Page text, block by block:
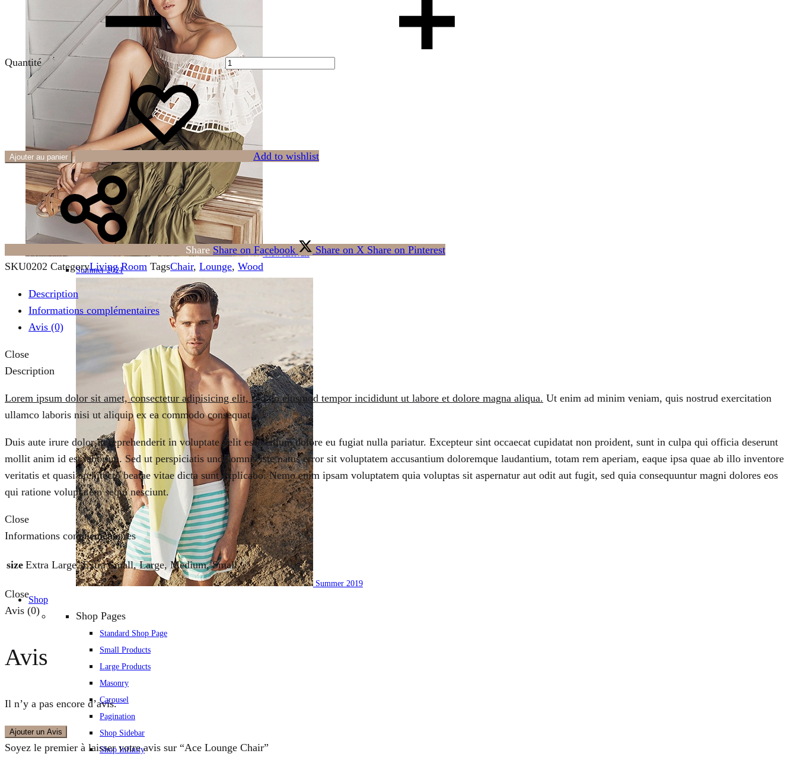
New Arrivals
Summer 2021
Summer 2019
Shop
Shop Pages
Standard Shop Page
Small Products
Large Products
Masonry
Carousel
Pagination
Shop Sidebar
Shop Infinity
Quantité
Ajouter au panier Add to wishlist
Share Share on Facebook Share on X Share on Pinterest
SKU0202 CategoryLiving Room TagsChair, Lounge, Wood
Description
Informations complémentaires
Avis (0)
Close
Description
Lorem ipsum dolor sit amet, consectetur adipisicing elit, sed do eiusmod tempor incididunt ut labore et dolore magna aliqua. Ut enim ad minim veniam, quis nostrud exercitation
ullamco laboris nisi ut aliquip ex ea commodo consequat.
Duis aute irure dolor in reprehenderit in voluptate velit esse cillum dolore eu fugiat nulla pariatur. Excepteur sint occaecat cupidatat non proident, sunt in culpa qui officia deserunt
mollit anim id est laborum. Sed ut perspiciatis unde omnis iste natus error sit voluptatem accusantium doloremque laudantium, totam rem aperiam, eaque ipsa quae ab illo inventore
veritatis et quasi architecto beatae vitae dicta sunt explicabo. Nemo enim ipsam voluptatem quia voluptas sit aspernatur aut odit aut fugit, sed quia consequuntur magni dolores eos
qui ratione voluptatem sequi nesciunt.
Close
Informations complémentaires
size Extra Large, Extra Small, Large, Medium, Small
Close
Avis (0)
Avis
Il n’y a pas encore d’avis.
Ajouter un Avis
Soyez le premier à laisser votre avis sur “Ace Lounge Chair”